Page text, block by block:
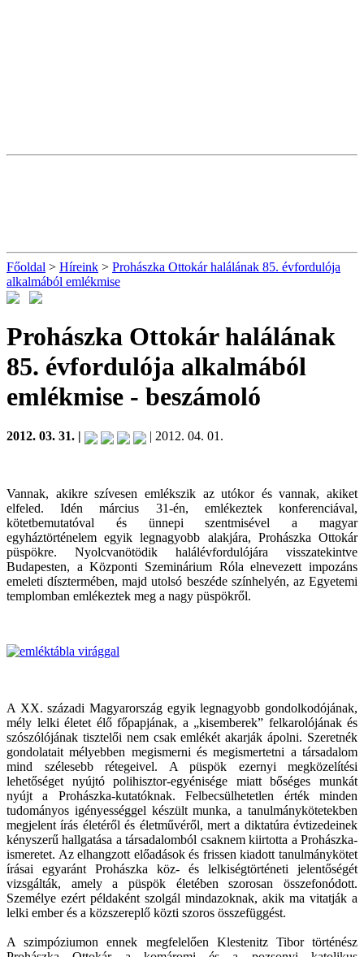
Főoldal > Híreink > Prohászka Ottokár halálának 85. évfordulója
alkalmából emlékmise
Prohászka Ottokár halálának
85. évfordulója alkalmából
emlékmise - beszámoló
2012. 03. 31. | | 2012. 04. 01.
Vannak, akikre szívesen emlékszik az utókor és vannak, akiket
elfeled. Idén március 31-én, emlékeztek konferenciával,
kötetbemutatóval és ünnepi szentmisével a magyar
egyháztörténelem egyik legnagyobb alakjára, Prohászka Ottokár
püspökre. Nyolcvanötödik halálévfordulójára visszatekintve
Budapesten, a Központi Szeminárium Róla elnevezett impozáns
emeleti dísztermében, majd utolsó beszéde színhelyén, az Egyetemi
templomban emlékeztek meg a nagy püspökről.
A XX. századi Magyarország egyik legnagyobb gondolkodójának,
mély lelki életet élő főpapjának, a „kisemberek” felkarolójának és
szószólójának tisztelői nem csak emlékét akarják ápolni. Szeretnék
gondolatait mélyebben megismerni és megismertetni a társadalom
mind szélesebb rétegeivel. A püspök ezernyi megközelítési
lehetőséget nyújtó polihisztor-egyénisége miatt bőséges munkát
nyújt a Prohászka-kutatóknak. Felbecsülhetetlen érték minden
tudományos igényességgel készült munka, a tanulmánykötetekben
megjelent írás életéről és életművéről, mert a diktatúra évtizedeinek
kényszerű hallgatása a társadalomból csaknem kiirtotta a Prohászka-
ismeretet. Az elhangzott előadások és frissen kiadott tanulmánykötet
írásai egyaránt Prohászka köz- és lelkiségtörténeti jelentőségét
vizsgálták, amely a püspök életében szorosan összefonódott.
Személye ezért példaként szolgál mindazoknak, akik ma vitatják a
lelki ember és a közszereplő közti szoros összefüggést.
A szimpóziumon ennek megfelelően Klestenitz Tibor történész